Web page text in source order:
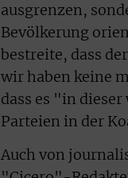
ausgrenzen,
Bevölkerung
bestreite, dass
wir haben keine
dass es "in
Parteien in der
Auch von